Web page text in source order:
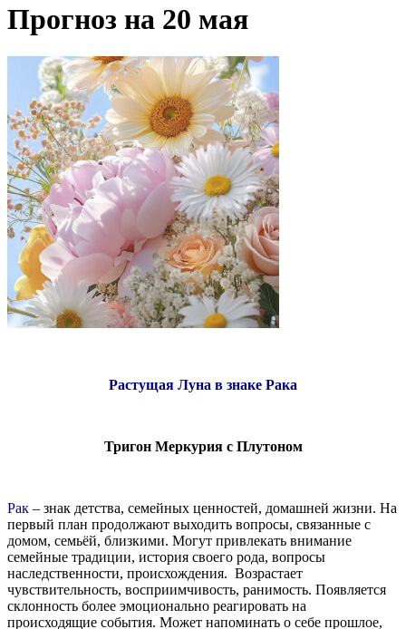
Прогноз на 20 мая
Растущая Луна в знаке Рака
Тригон Меркурия с Плутоном
Рак – знак детства, семейных ценностей, домашней жизни. На
первый план продолжают выходить вопросы, связанные с
домом, семьёй, близкими. Могут привлекать внимание
семейные традиции, история своего рода, вопросы
наследственности, происхождения. Возрастает
чувствительность, восприимчивость, ранимость. Появляется
склонность более эмоционально реагировать на
происходящие события. Может напоминать о себе прошлое,